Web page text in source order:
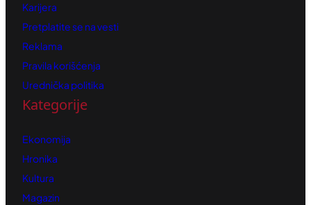
Karijera
Pretplatite se na vesti
Reklama
Pravila korišćenja
Urednička politika
Kategorije
Ekonomija
Hronika
Kultura
Magazin